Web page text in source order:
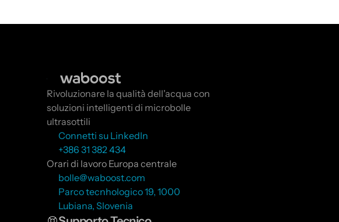
Rivoluzionare la qualità dell'acqua con
soluzioni intelligenti di microbolle
ultrasottili
Connetti su LinkedIn
+386 31 382 434
Orari di lavoro Europa centrale
bolle@waboost.com
Parco tecnhologico 19, 1000
Lubiana, Slovenia